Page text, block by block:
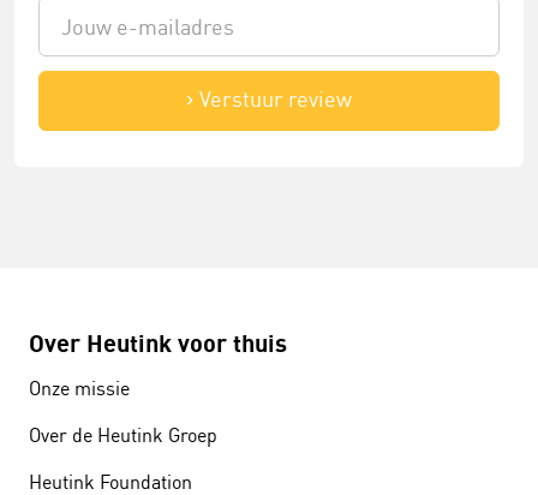
Verstuur review
Over Heutink voor thuis
Onze missie
Over de Heutink Groep
Heutink Foundation